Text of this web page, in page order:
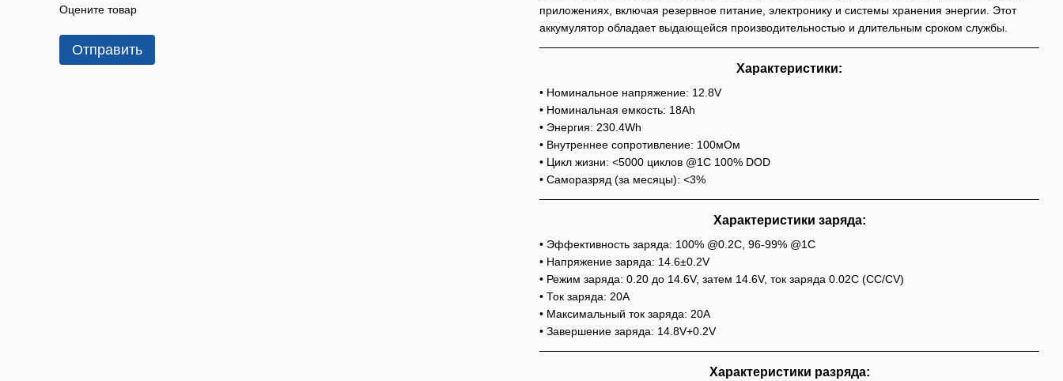
Оцените товар
Отправить
приложениях, включая резервное питание, электронику и системы хранения энергии. Этот
аккумулятор обладает выдающейся производительностью и длительным сроком службы.
Характеристики:
• Номинальное напряжение: 12.8V
• Номинальная емкость: 18Ah
• Энергия: 230.4Wh
• Внутреннее сопротивление: 100мОм
• Цикл жизни: <5000 циклов @1C 100% DOD
• Саморазряд (за месяцы): <3%
Характеристики заряда:
• Эффективность заряда: 100% @0.2C, 96-99% @1C
• Напряжение заряда: 14.6±0.2V
• Режим заряда: 0.20 до 14.6V, затем 14.6V, ток заряда 0.02C (CC/CV)
• Ток заряда: 20A
• Максимальный ток заряда: 20A
• Завершение заряда: 14.8V+0.2V
Характеристики разряда: